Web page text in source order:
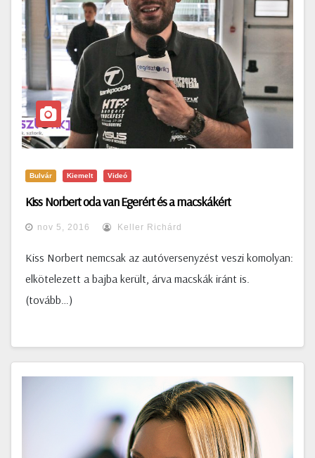
Bulvár Kiemelt Videó
Kiss Norbert oda van Egerért és a macskákért
nov 5, 2016 Keller Richárd
Kiss Norbert nemcsak az autóversenyzést veszi komolyan:
elkötelezett a bajba került, árva macskák iránt is.
(tovább…)